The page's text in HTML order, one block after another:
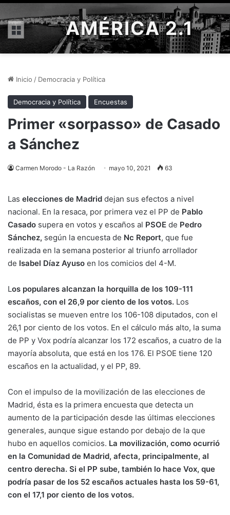
Menú AMÉRICA 2.1
Inicio / Democracia y Política
Democracia y Política Encuestas
Primer «sorpasso» de Casado
a Sánchez
Carmen Morodo - La Razón mayo 10, 2021 63
Las elecciones de Madrid dejan sus efectos a nivel
nacional. En la resaca, por primera vez el PP de Pablo
Casado supera en votos y escaños al PSOE de Pedro
Sánchez, según la encuesta de Nc Report, que fue
realizada en la semana posterior al triunfo arrollador
de Isabel Díaz Ayuso en los comicios del 4-M.
Los populares alcanzan la horquilla de los 109-111
escaños, con el 26,9 por ciento de los votos. Los
socialistas se mueven entre los 106-108 diputados, con el
26,1 por ciento de los votos. En el cálculo más alto, la suma
de PP y Vox podría alcanzar los 172 escaños, a cuatro de la
mayoría absoluta, que está en los 176. El PSOE tiene 120
escaños en la actualidad, y el PP, 89.
Con el impulso de la movilización de las elecciones de
Madrid, ésta es la primera encuesta que detecta un
aumento de la participación desde las últimas elecciones
generales, aunque sigue estando por debajo de la que
hubo en aquellos comicios. La movilización, como ocurrió
en la Comunidad de Madrid, afecta, principalmente, al
centro derecha. Si el PP sube, también lo hace Vox, que
podría pasar de los 52 escaños actuales hasta los 59-61,
con el 17,1 por ciento de los votos.